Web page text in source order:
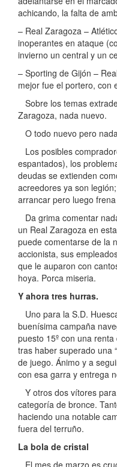
achicando, la falta de
– Real Zaragoza –
inoperantes en ataque
invierno un central y un
– Sporting de Gijón –
mejor fue el portero, con
Sobre los temas
Zaragoza, nada nuevo.
O todo nuevo pero
Los posibles
espantados), los
deudas se extienden
acreedores ya son
arrancar pero luego
Da grima comentar
un Real Zaragoza en
puede comentarse de la
accionista, sus
que le auparon con
hoya. Porca miseria.
Y ahora tres hurras.
Uno para la S.D.
buenísima campaña
puesto 15º con una
tras haber superado una
de juego. Ánimo y a
con esa garra y entrega
Y otros dos vítores
categoría de bronce.
haciendo una notable
fuera del terruño.
La bola de cristal